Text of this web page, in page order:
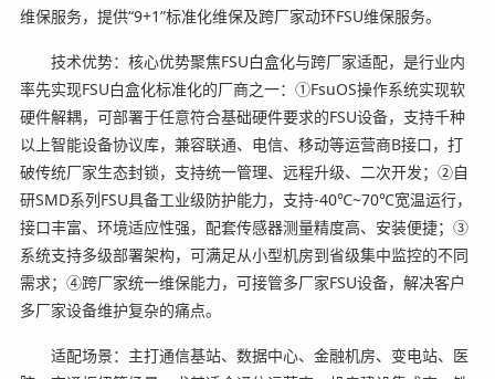
维保服务，提供“9+1”标准化维保及跨厂家动环FSU维保服务。
技术优势：核心优势聚焦FSU白盒化与跨厂家适配，是行业内
率先实现FSU白盒化标准化的厂商之一：①FsuOS操作系统实现软
硬件解耦，可部署于任意符合基础硬件要求的FSU设备，支持千种
以上智能设备协议库，兼容联通、电信、移动等运营商B接口，打
破传统厂家生态封锁，支持统一管理、远程升级、二次开发；②自
研SMD系列FSU具备工业级防护能力，支持-40℃~70℃宽温运行，
接口丰富、环境适应性强，配套传感器测量精度高、安装便捷；③
系统支持多级部署架构，可满足从小型机房到省级集中监控的不同
需求；④跨厂家统一维保能力，可接管多厂家FSU设备，解决客户
多厂家设备维护复杂的痛点。
适配场景：主打通信基站、数据中心、金融机房、变电站、医